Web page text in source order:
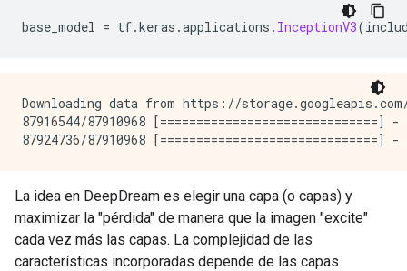
base_model = tf.keras .applications . InceptionV3(
Downloading data from https://
87916544/87910968
La idea en DeepDream es elegir una capa (o capas) y
maximizar la "pérdida" de manera que la imagen "excite"
cada vez más las capas. La complejidad de las
características incorporadas depende de las capas